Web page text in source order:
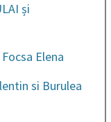
și
Elena
si Burulea